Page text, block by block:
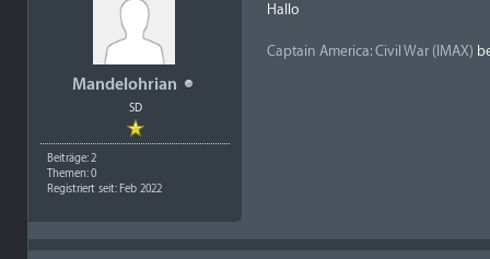
Mandelohrian
SD
Beiträge: 2
Themen: 0
Registriert seit: Feb 2022
Hallo
Captain America: Civil War (IMAX)